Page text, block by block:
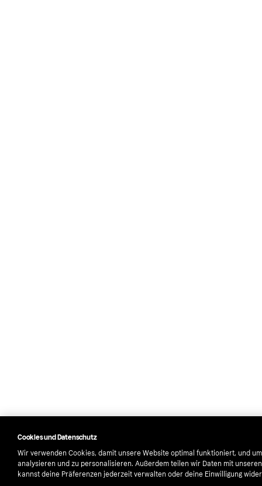
Cookies und Datenschutz
Wir verwenden Cookies, damit unsere Website optimal funktioniert, und
analysieren und zu personalisieren. Außerdem teilen wir Daten mit
kannst deine Präferenzen jederzeit verwalten oder deine Einwilligung